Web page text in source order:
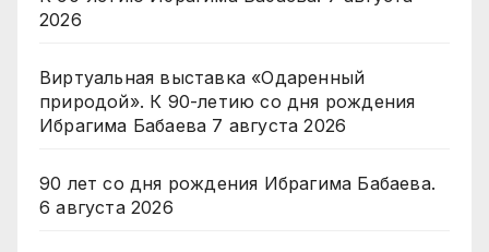
2026
Виртуальная выставка «Одаренный
природой». К 90-летию со дня рождения
Ибрагима Бабаева 7 августа 2026
90 лет со дня рождения Ибрагима Бабаева.
6 августа 2026